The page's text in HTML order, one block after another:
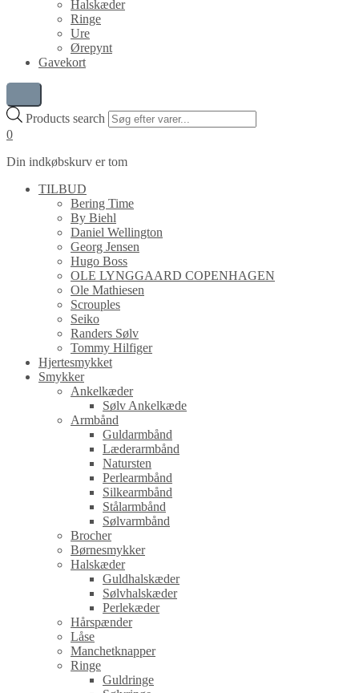
Halskæder
Ringe
Ure
Ørepynt
Gavekort
Products search
0
Din indkøbskurv er tom
TILBUD
Bering Time
By Biehl
Daniel Wellington
Georg Jensen
Hugo Boss
OLE LYNGGAARD COPENHAGEN
Ole Mathiesen
Scrouples
Seiko
Randers Sølv
Tommy Hilfiger
Hjertesmykket
Smykker
Ankelkæder
Sølv Ankelkæde
Armbånd
Guldarmbånd
Læderarmbånd
Natursten
Perlearmbånd
Silkearmbånd
Stålarmbånd
Sølvarmbånd
Brocher
Børnesmykker
Halskæder
Guldhalskæder
Sølvhalskæder
Perlekæder
Hårspænder
Låse
Manchetknapper
Ringe
Guldringe